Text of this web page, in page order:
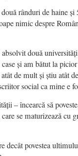
rânduri de haine și
nimic despre
două
și am bătut la
de mult și știu atât
social ca mine e
– încearcă să
se maturizează cu
decât povestea